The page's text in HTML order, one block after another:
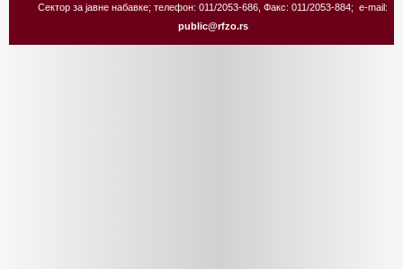
Сектор за јавне набавке; телефон: 011/2053-686, Факс: 011/2053-884; e-mail:
public@rfzo.rs